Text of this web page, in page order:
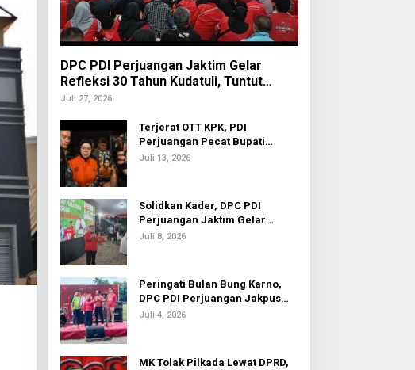
DPC PDI Perjuangan Jaktim Gelar
Refleksi 30 Tahun Kudatuli, Tuntut
Penuntasan Hukum Aktor Intelektual
Juli 27, 2026
Terjerat OTT KPK, PDI
Perjuangan Pecat Bupati
Sukoharjo Etik Suryani
Juli 13, 2026
Solidkan Kader, DPC PDI
Perjuangan Jaktim Gelar
Nobar Piala Dunia 2026
Juli 8, 2026
Peringati Bulan Bung Karno,
DPC PDI Perjuangan Jakpus
Gelar Turnamen Sepak Bola U-
Juli 4, 2026
MK Tolak Pilkada Lewat DPRD,